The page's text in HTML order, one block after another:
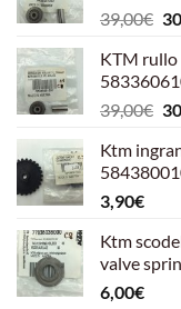
39,00€ Il
KTM rullo
39,00€ Il
Ktm
3,90€
Ktm
valve
6,00€